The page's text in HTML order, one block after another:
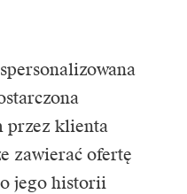
przez klienta
zawierać ofertę
jego historii